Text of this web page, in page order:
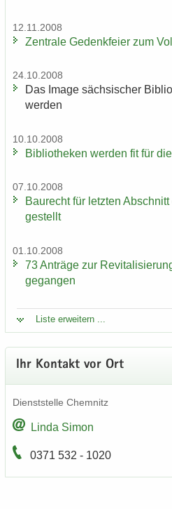
12.11.2008
Zen­tra­le Ge­denk­fei­er zum
24.10.2008
Das Image säch­si­scher
wer­den
10.10.2008
Bi­blio­the­ken wer­den fit für
07.10.2008
Bau­recht für letz­ten
ge­stellt
01.10.2008
73 An­trä­ge zur
ge­gan­gen
Liste er­wei­tern ...
Ihr Kon­takt vor Ort
Dienst­stel­le Chem­nitz
Linda Simon
0371 532 - 1020